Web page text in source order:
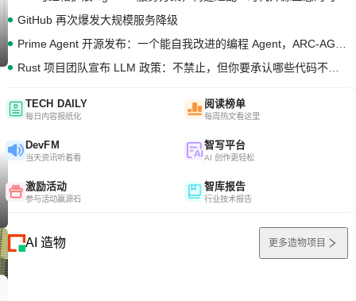
GitHub 再次爆发大规模服务降级
TECH DAILY
每日内容报纸化
阅读榜单
每周热文看这里
DevFM
当天资讯听着看
智写平台
AI 创作更轻松
激励活动
参与活动赢源石
智库报告
行业技术报告
AI 造物 更多造物项目